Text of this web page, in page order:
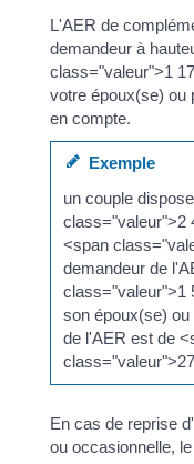
L'AER de
demandeur à
class="valeur">1
votre époux(se) ou
en compte.
Exemple
un couple
class="valeur">2
<span
demandeur de
class="valeur">1
son époux(se)
de l'AER est de
En cas de reprise
ou occasionnelle,